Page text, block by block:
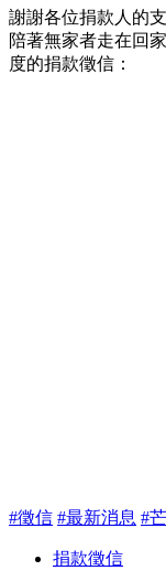
謝謝各位捐款人的
陪著無家者走在回
度的捐款徵信：
#徵信 #最新消息 #
捐款徵信